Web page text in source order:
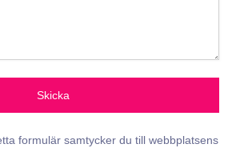
Skicka
formulär samtycker du till webbplatsens